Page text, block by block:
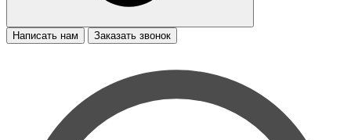
Написать нам Заказать звонок